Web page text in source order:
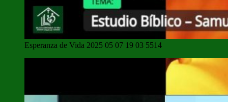
Esperanza de Vida 2025 05 07 19 03 5514